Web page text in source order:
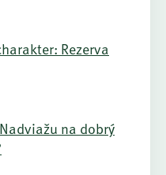
Rezerva
na dobrý